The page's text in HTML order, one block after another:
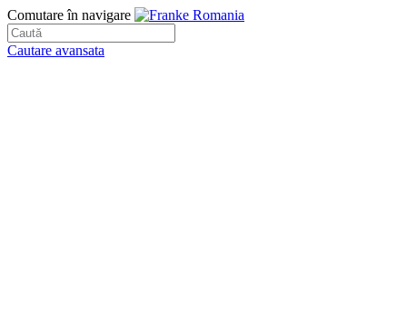
Comutare în navigare
Cautare avansata